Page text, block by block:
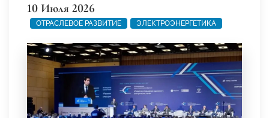
10 Июля 2026
ОТРАСЛЕВОЕ РАЗВИТИЕ ЭЛЕКТРОЭНЕРГЕТИКА